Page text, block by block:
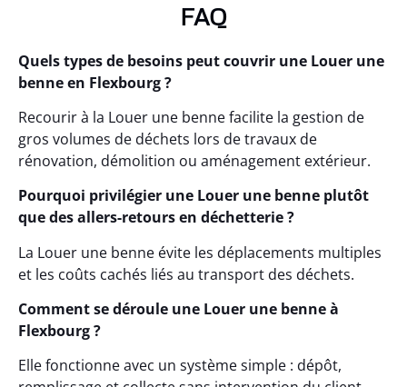
FAQ
Quels types de besoins peut couvrir une Louer une
benne en Flexbourg ?
Recourir à la Louer une benne facilite la gestion de
gros volumes de déchets lors de travaux de
rénovation, démolition ou aménagement extérieur.
Pourquoi privilégier une Louer une benne plutôt
que des allers-retours en déchetterie ?
La Louer une benne évite les déplacements multiples
et les coûts cachés liés au transport des déchets.
Comment se déroule une Louer une benne à
Flexbourg ?
Elle fonctionne avec un système simple : dépôt,